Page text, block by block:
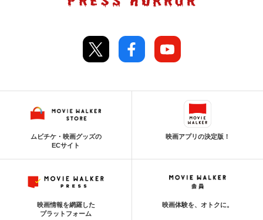
ムビチケ・映画グッズの
ECサイト
映画アプリの決定版！
映画情報を網羅した
プラットフォーム
映画体験を、オトクに。